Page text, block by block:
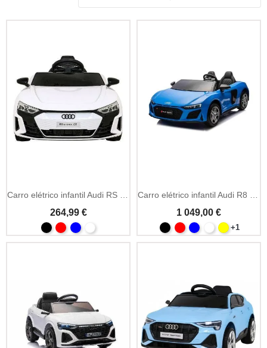
Carro elétrico infantil Audi RS E-Tron GT 12V MP3 e LED
264,99 €
Carro elétrico infantil Audi R8 LIFT 24V MP3
1 049,00 €
+1